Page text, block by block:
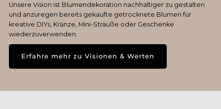
Unsere Vision ist Blumendekoration nachhaltiger zu gestalten
und anzuregen bereits gekaufte getrocknete Blumen für
kreative DIYs, Kränze, Mini-Sträuße oder Geschenke
wiederzuverwenden.
Erfahre mehr zu Visionen & Werten